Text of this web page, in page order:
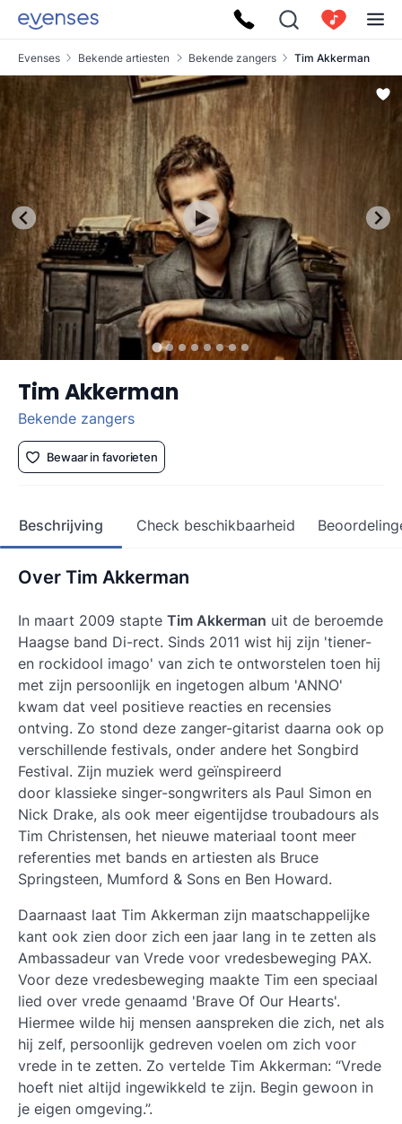
Evenses Bekende artiesten Bekende zangers Tim Akkerman
Tim Akkerman
Bekende zangers
Bewaar in favorieten
Beschrijving Check beschikbaarheid
Over Tim Akkerman
In maart 2009 stapte Tim Akkerman uit de beroemde
Haagse band Di-rect. Sinds 2011 wist hij zijn 'tiener-
en rockidool imago' van zich te ontworstelen toen hij
met zijn persoonlijk en ingetogen album 'ANNO'
kwam dat veel positieve reacties en recensies
ontving. Zo stond deze zanger-gitarist daarna ook op
verschillende festivals, onder andere het Songbird
Festival. Zijn muziek werd geïnspireerd
door klassieke singer-songwriters als Paul Simon en
Nick Drake, als ook meer eigentijdse troubadours als
Tim Christensen, het nieuwe materiaal toont meer
referenties met bands en artiesten als Bruce
Springsteen, Mumford & Sons en Ben Howard.
Daarnaast laat Tim Akkerman zijn maatschappelijke
kant ook zien door zich een jaar lang in te zetten als
Ambassadeur van Vrede voor vredesbeweging PAX.
Voor deze vredesbeweging maakte Tim een speciaal
lied over vrede genaamd 'Brave Of Our Hearts'.
Hiermee wilde hij mensen aanspreken die zich, net als
hij zelf, persoonlijk gedreven voelen om zich voor
vrede in te zetten. Zo vertelde Tim Akkerman: “Vrede
hoeft niet altijd ingewikkeld te zijn. Begin gewoon in
je eigen omgeving.”.